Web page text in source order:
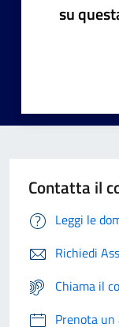
su
Contatta il
Leggi le
Richiedi
Chiama il
Prenota